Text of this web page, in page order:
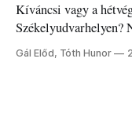
Kíváncsi vagy a
Székelyudvarhelyen?
a fogaddal, a fogorvosi
Gál Előd, Tóth Hunor